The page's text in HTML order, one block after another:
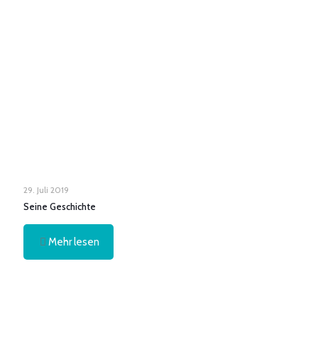
29. Juli 2019
Seine Geschichte
Mehr lesen